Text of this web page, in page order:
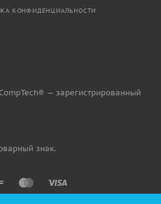
КОНФИДЕНЦИАЛЬНОСТИ
— зарегистрированный
знак.